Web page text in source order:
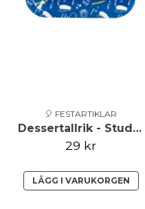
🎈 FESTARTIKLAR
Dessertallrik - Student - Blå
29 kr
LÄGG I VARUKORGEN